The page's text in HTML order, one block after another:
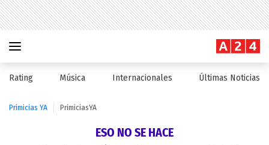
Rating Música Internacionales Últimas Noticias
Primicias YA PrimiciasYA
ESO NO SE HACE